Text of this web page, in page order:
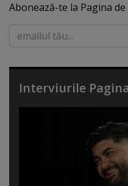
Abonează-te la Pagina de
Interviurile